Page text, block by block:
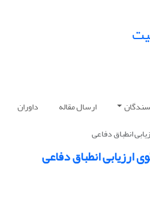
ارسال مقاله داوران
انطباق دفاعی
ارزیابی انطباق دفاعی